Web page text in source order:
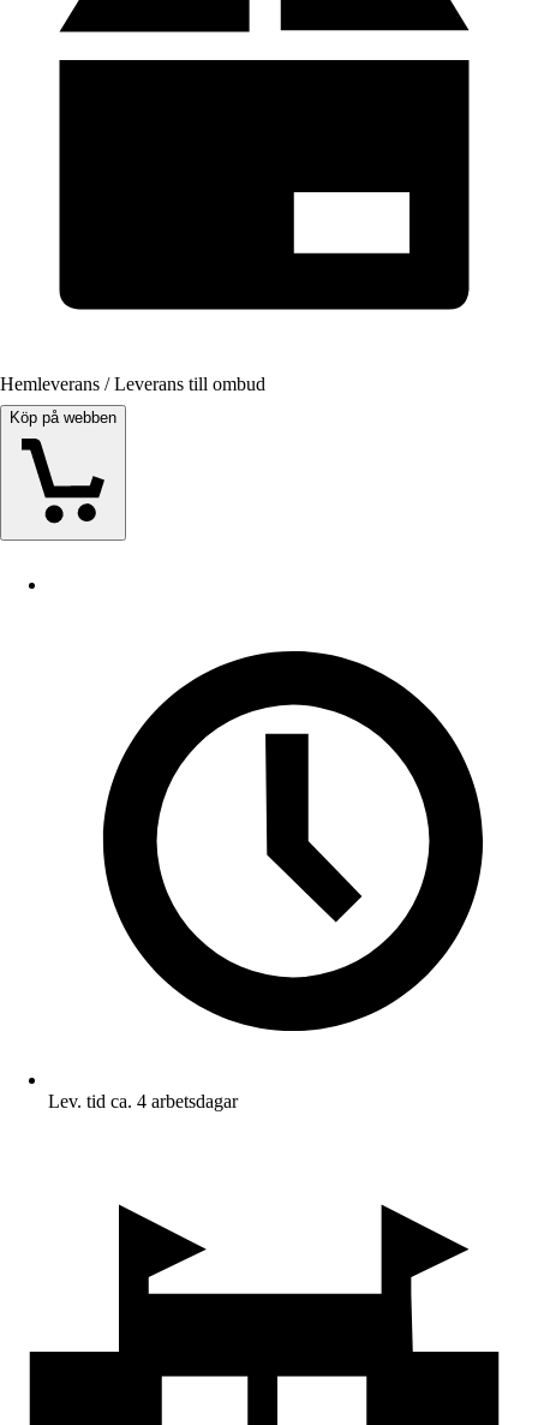
Hemleverans / Leverans till ombud
Köp på webben
Lev. tid ca. 4 arbetsdagar